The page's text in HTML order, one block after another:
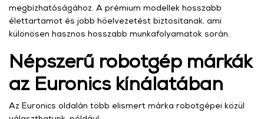
megbízhatóságához. A prémium modellek hosszabb
élettartamot és jobb hőelvezetést biztosítanak, ami
különösen hasznos hosszabb munkafolyamatok során.
Népszerű robotgép márkák
az Euronics kínálatában
Az Euronics oldalán több elismert márka robotgépei közül